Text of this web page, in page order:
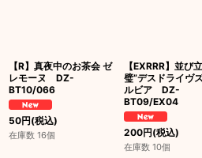
【R】真夜中のお茶会 ゼ
レモーヌ DZ-
BT10/066
50円(税込)
在庫数 16個
【EXRRR】並び
璧”デスドライヴ
ルビア DZ-
BT09/EX04
200円(税込)
在庫数 10個